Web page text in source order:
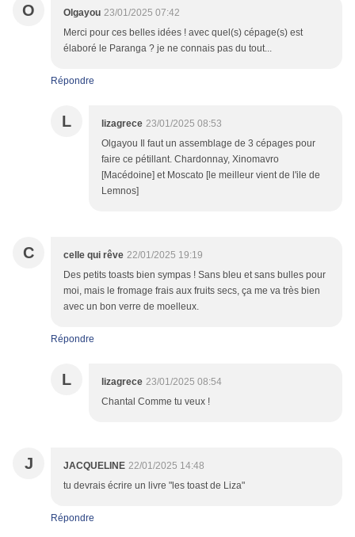
O Olgayou 23/01/2025 07:42
Merci pour ces belles idées ! avec quel(s) cépage(s) est
élaboré le Paranga ? je ne connais pas du tout...
Répondre
L lizagrece 23/01/2025 08:53
Olgayou Il faut un assemblage de 3 cépages pour
faire ce pétillant. Chardonnay, Xinomavro
[Macédoine] et Moscato [le meilleur vient de l'ile de
Lemnos]
C celle qui rêve 22/01/2025 19:19
Des petits toasts bien sympas ! Sans bleu et sans bulles pour
moi, mais le fromage frais aux fruits secs, ça me va très bien
avec un bon verre de moelleux.
Répondre
L lizagrece 23/01/2025 08:54
Chantal Comme tu veux !
J JACQUELINE 22/01/2025 14:48
tu devrais écrire un livre "les toast de Liza"
Répondre